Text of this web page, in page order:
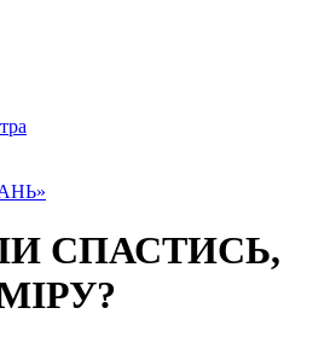
СПАСТИСЬ,